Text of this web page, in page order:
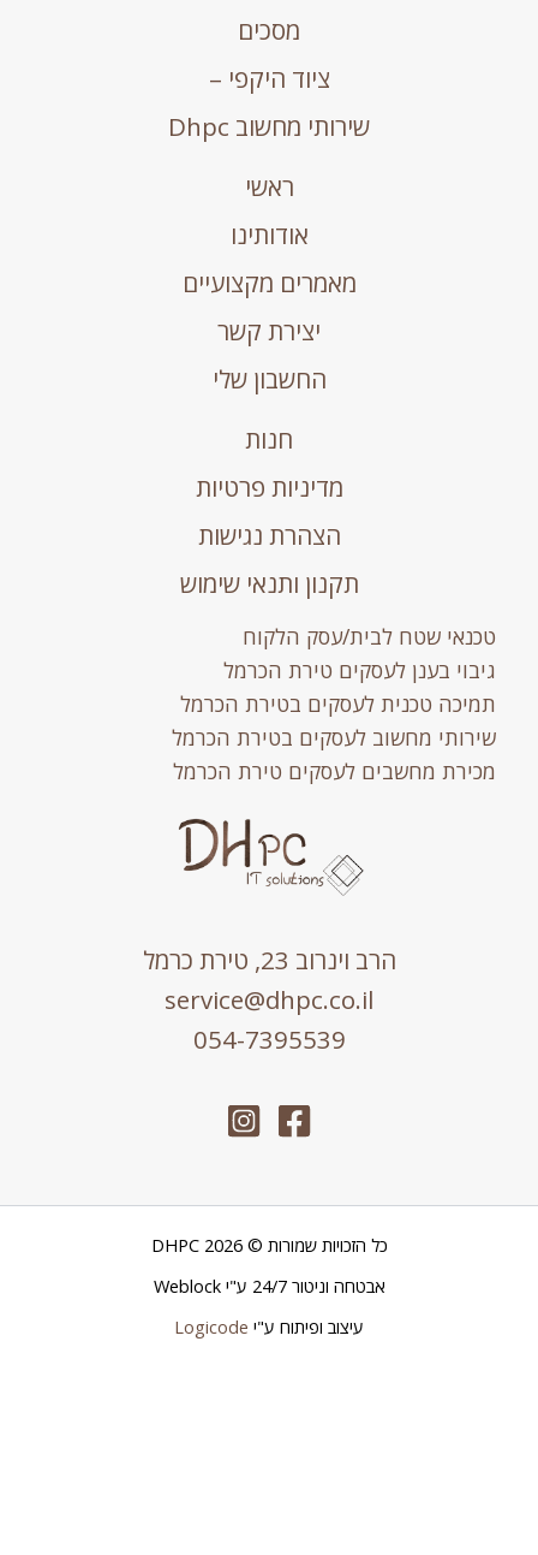
מסכים
ציוד היקפי –
שירותי מחשוב Dhpc
אודותינו
מאמרים מקצועיים
יצירת קשר
החשבון שלי
מדיניות פרטיות
הצהרת נגישות
תקנון ותנאי שימוש
שטח לבית/עסק הלקוח
בענן לעסקים טירת הכרמל
טכנית לעסקים בטירת הכרמל
מחשוב לעסקים בטירת הכרמל
מחשבים לעסקים טירת הכרמל
הרב וינרוב 23, טירת כרמל
service@dhpc.co.il
054-7395539
כל הזכויות שמורות © 2026 DHPC
אבטחה וניטור 24/7 ע"י
Weblock
עיצוב ופיתוח ע"יLogicode